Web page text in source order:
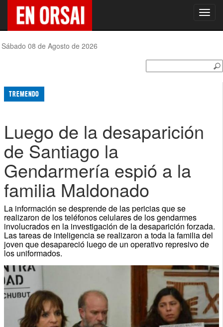
Sábado 08 de Agosto de 2026
TREMENDO
Luego de la desaparición
de Santiago la
Gendarmería espió a la
familia Maldonado
La información se desprende de las pericias que se
realizaron de los teléfonos celulares de los gendarmes
involucrados en la investigación de la desaparición forzada.
Las tareas de inteligencia se realizaron a toda la familia del
joven que desapareció luego de un operativo represivo de
los uniformados.